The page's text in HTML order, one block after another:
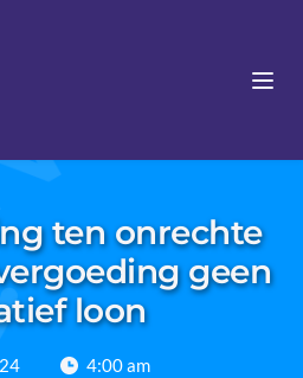
ten onrechte
geen
loon
4:00 am